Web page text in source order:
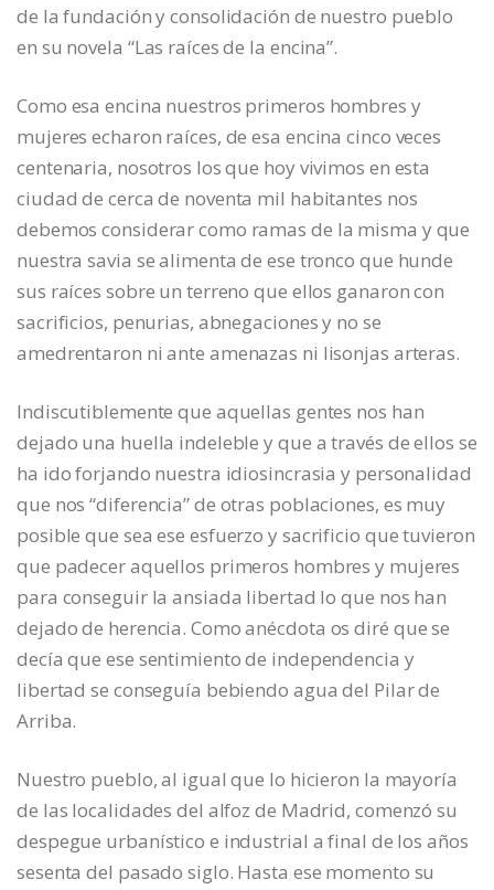
de la fundación y consolidación de nuestro pueblo
en su novela “Las raíces de la encina”.
Como esa encina nuestros primeros hombres y
mujeres echaron raíces, de esa encina cinco veces
centenaria, nosotros los que hoy vivimos en esta
ciudad de cerca de noventa mil habitantes nos
debemos considerar como ramas de la misma y que
nuestra savia se alimenta de ese tronco que hunde
sus raíces sobre un terreno que ellos ganaron con
sacrificios, penurias, abnegaciones y no se
amedrentaron ni ante amenazas ni lisonjas arteras.
Indiscutiblemente que aquellas gentes nos han
dejado una huella indeleble y que a través de ellos se
ha ido forjando nuestra idiosincrasia y personalidad
que nos “diferencia” de otras poblaciones, es muy
posible que sea ese esfuerzo y sacrificio que tuvieron
que padecer aquellos primeros hombres y mujeres
para conseguir la ansiada libertad lo que nos han
dejado de herencia. Como anécdota os diré que se
decía que ese sentimiento de independencia y
libertad se conseguía bebiendo agua del Pilar de
Arriba.
Nuestro pueblo, al igual que lo hicieron la mayoría
de las localidades del alfoz de Madrid, comenzó su
despegue urbanístico e industrial a final de los años
sesenta del pasado siglo. Hasta ese momento su